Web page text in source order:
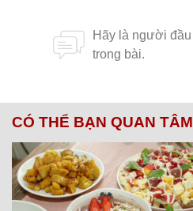
CÓ THỂ BẠN QUAN TÂM